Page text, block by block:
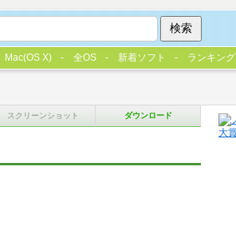
スクリーンショット ダウンロード
Mac(OS X) 全OS 新着ソフト ランキング